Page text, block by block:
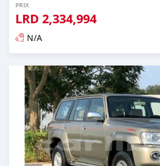
PRIX
LRD 2,334,994
N/A
Publié il y a presque 6 ans